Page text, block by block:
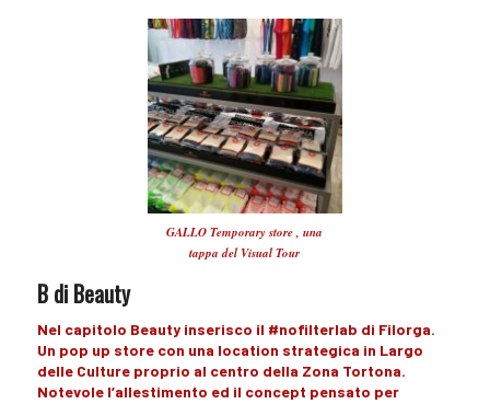
GALLO Temporary store , una
tappa del Visual Tour
B di Beauty
Nel capitolo Beautyinserisco il #nofilterlab di Filorga.
Un pop up storecon una location strategica in Largo
delle Culture proprio al centro della Zona Tortona.
Notevole l’allestimento ed il concept pensato per